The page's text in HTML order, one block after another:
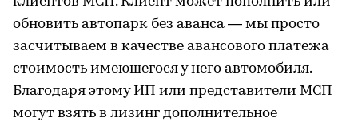
обновить автопарк без аванса — мы просто
засчитываем в качестве авансового платежа
стоимость имеющегося у него автомобиля.
Благодаря этому ИП или представители МСП
могут взять в лизинг дополнительное